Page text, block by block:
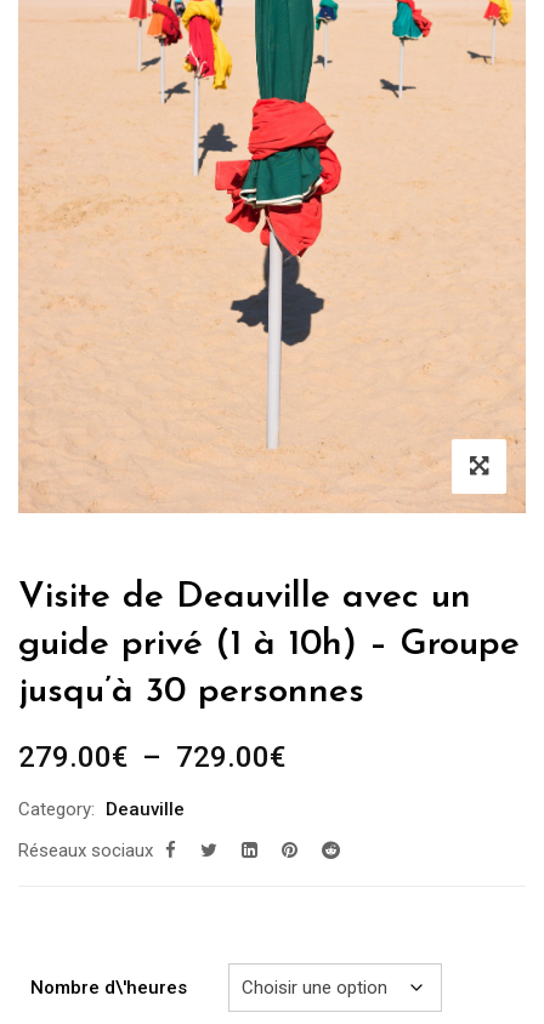
Visite de Deauville avec un
guide privé (1 à 10h) – Groupe
jusqu’à 30 personnes
279.00€ – 729.00€Plage
279.00€
Category:
Deauville
Réseaux sociaux
Nombre d\'heures